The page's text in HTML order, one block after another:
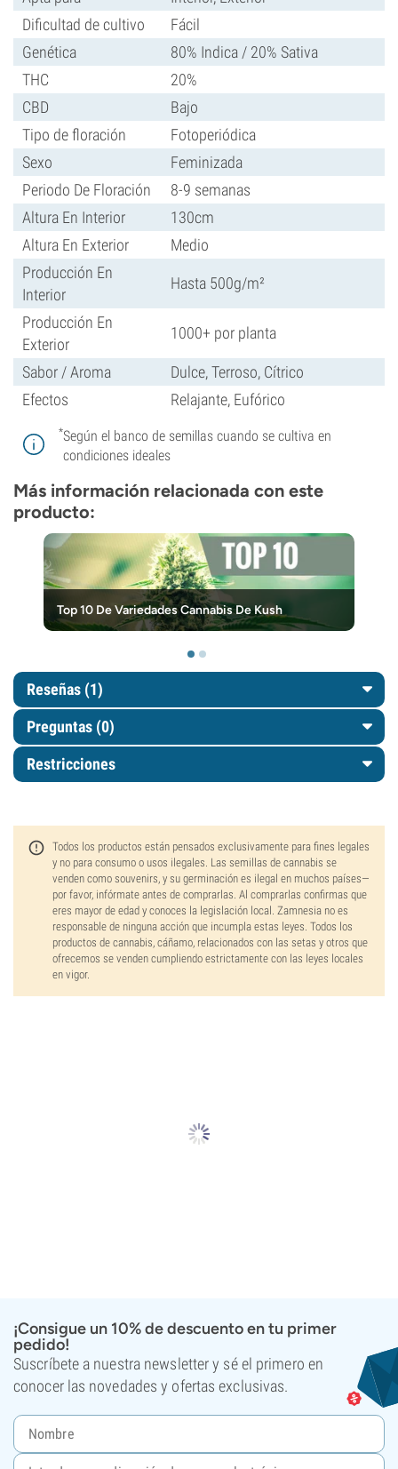
Dificultad de cultivo
Fácil
Genética
80% Indica / 20% Sativa
THC
20%
CBD
Bajo
Tipo de floración
Fotoperiódica
Sexo
Feminizada
Periodo De Floración
8-9 semanas
Altura En Interior
130cm
Altura En Exterior
Medio
Producción En
Interior
Hasta 500g/m²
Producción En
Exterior
1000+ por planta
Sabor / Aroma
Dulce, Terroso, Cítrico
Efectos
Relajante, Eufórico
*Según el banco de semillas cuando se cultiva en
condiciones ideales
Más información relacionada con este
producto:
Top 10 De Variedades Cannabis De Kush
Reseñas (1)
Preguntas (0)
Restricciones
Todos los productos están pensados exclusivamente para fines legales
y no para consumo o usos ilegales. Las semillas de cannabis se
venden como souvenirs, y su germinación es ilegal en muchos países—
por favor, infórmate antes de comprarlas. Al comprarlas confirmas que
eres mayor de edad y conoces la legislación local. Zamnesia no es
responsable de ninguna acción que incumpla estas leyes. Todos los
productos de cannabis, cáñamo, relacionados con las setas y otros que
ofrecemos se venden cumpliendo estrictamente con las leyes locales
en vigor.
¡Consigue un 10% de descuento en tu primer
pedido!
Suscríbete a nuestra newsletter y sé el primero en
conocer las novedades y ofertas exclusivas.